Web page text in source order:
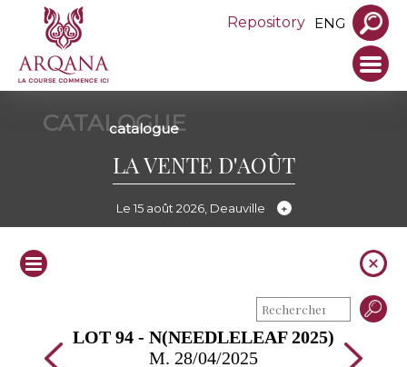
Repository ENG
CATALOGUE
catalogue
LA VENTE D'AOÛT
Le 15 août 2026, Deauville
LOT 94 - N(NEEDLELEAF 2025)
M. 28/04/2025